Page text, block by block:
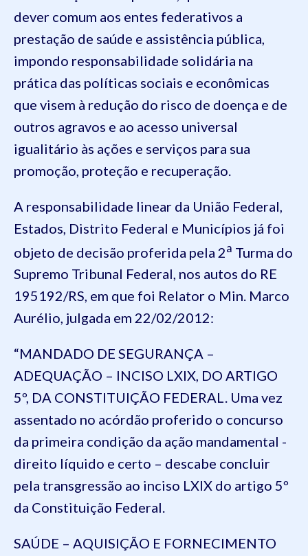
dever comum aos entes federativos a
prestação de saúde e assistência pública,
impondo responsabilidade solidária na
prática das políticas sociais e econômicas
que visem à redução do risco de doença e de
outros agravos e ao acesso universal
igualitário às ações e serviços para sua
promoção, proteção e recuperação.
A responsabilidade linear da União Federal,
Estados, Distrito Federal e Municípios já foi
objeto de decisão proferida pela 2a Turma do
Supremo Tribunal Federal, nos autos do RE
195192/RS, em que foi Relator o Min. Marco
Aurélio, julgada em 22/02/2012:
“MANDADO DE SEGURANÇA –
ADEQUAÇÃO – INCISO LXIX, DO ARTIGO
5º, DA CONSTITUIÇÃO FEDERAL. Uma vez
assentado no acórdão proferido o concurso
da primeira condição da ação mandamental -
direito líquido e certo – descabe concluir
pela transgressão ao inciso LXIX do artigo 5º
da Constituição Federal.
SAÚDE – AQUISIÇÃO E FORNECIMENTO